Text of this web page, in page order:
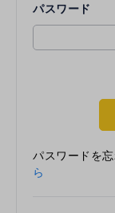
パスワード
パスワードを
ら